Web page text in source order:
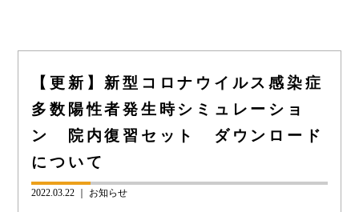
【更新】新型コロナウイルス感染症
多数陽性者発生時シミュレーショ
ン 院内復習セット ダウンロード
について
2022.03.22 ｜ お知らせ